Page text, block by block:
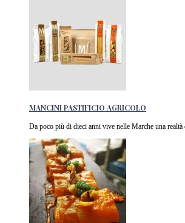
MANCINI PASTIFICIO AGRICOLO
Da poco più di dieci anni vive nelle Marche una realtà